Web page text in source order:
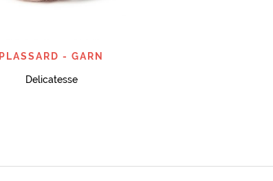
SNABBTITT
PLASSARD - GARN
Delicatesse